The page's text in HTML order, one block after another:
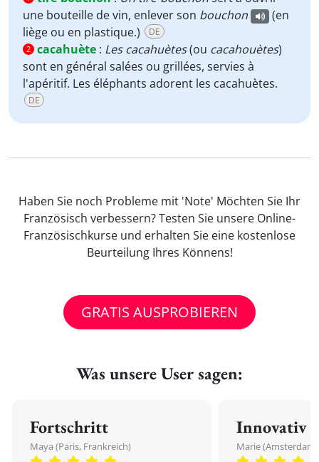
une bouteille de vin, enlever son bouchon
(en
liège ou en plastique.)
DE
2 cacahuète : Les cacahuètes(ou cacahouètes)
sont en général salées ou grillées, servies à
l'apéritif. Les éléphants adorent les cacahuètes.
DE
Haben Sie noch Probleme mit 'Note' Möchten Sie Ihr
Französisch verbessern? Testen Sie unsere Online-
Französischkurse und erhalten Sie eine kostenlose
Beurteilung Ihres Könnens!
GRATIS AUSPROBIEREN
Was unsere User sagen:
Fortschritt
Maya (Paris, Frankreich)
Innovativ
Marie